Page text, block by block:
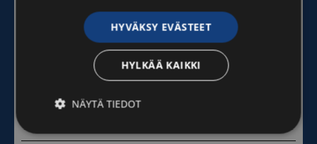
HYVÄKSY EVÄSTEET
HYLKÄÄ KAIKKI
NÄYTÄ TIEDOT
Ehdottomasti
Suorituskyvylliset